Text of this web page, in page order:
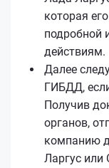
которая
подробной
действиям.
Далее
ГИБДД,
Получив
органов,
компанию
Ларгус